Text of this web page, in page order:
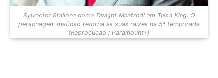
Sylvester Stallone como Dwight Manfredi em Tulsa King. O
personagem mafioso retorna às suas raízes na 5ª temporada
(Reproducao / Paramount+)